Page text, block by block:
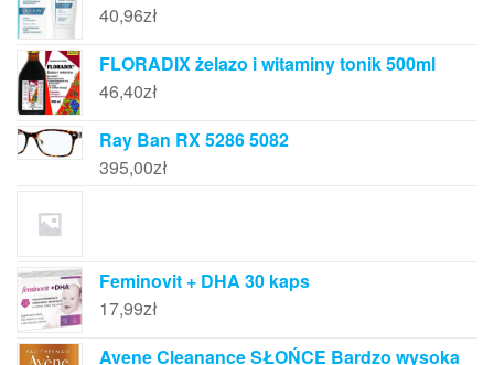
40,96zł
FLORADIX żelazo i witaminy tonik 500ml
46,40zł
Ray Ban RX 5286 5082
395,00zł
Feminovit + DHA 30 kaps
17,99zł
Avene Cleanance SŁOŃCE Bardzo wysoka